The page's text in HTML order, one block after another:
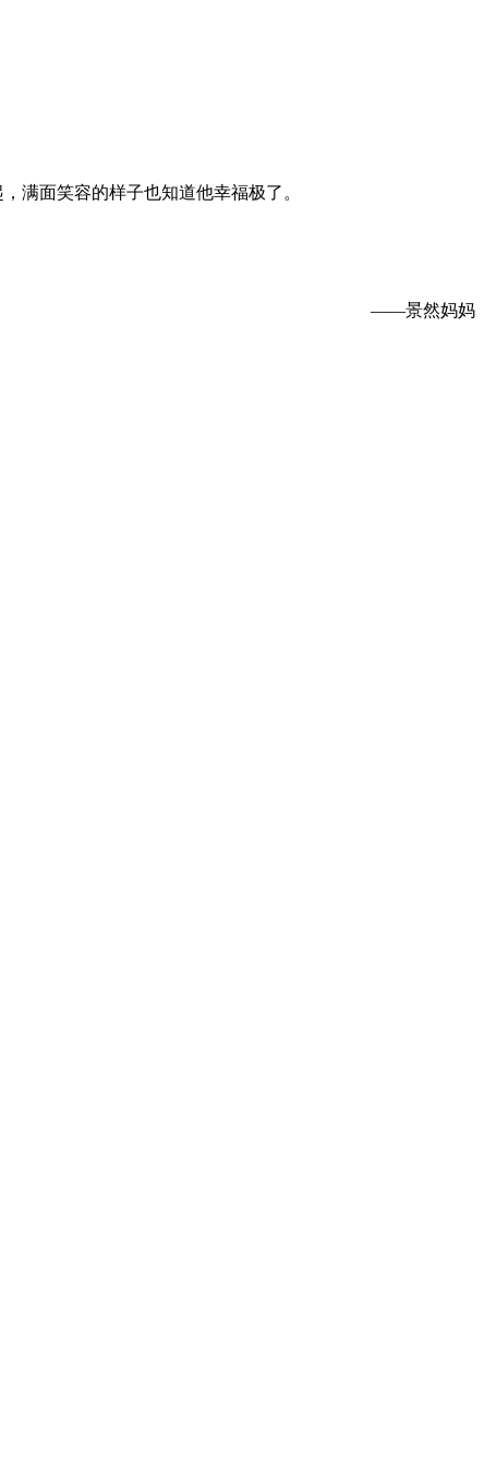
满面笑容的样子也知道他幸福极了。
——景然妈妈